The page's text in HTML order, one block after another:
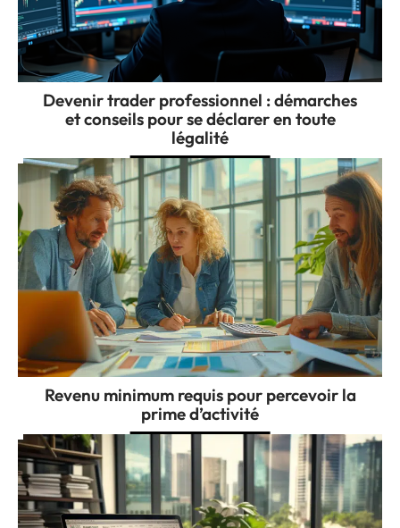
Devenir trader professionnel : démarches
et conseils pour se déclarer en toute
légalité
Revenu minimum requis pour percevoir la
prime d’activité